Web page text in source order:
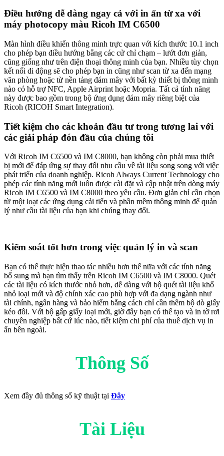
Điều hướng dễ dàng ngay cả với in ấn từ xa với
máy photocopy màu Ricoh IM C6500
Màn hình điều khiển thông minh trực quan với kích thước 10.1 inch
cho phép bạn điều hướng bằng các cử chỉ chạm – lướt đơn giản,
cũng giống như trên điện thoại thông minh của bạn. Nhiều tùy chọn
kết nối di động sẽ cho phép bạn in cũng như scan từ xa đến mạng
văn phòng hoặc từ nền tảng đám mây với bất kỳ thiết bị thông minh
nào có hỗ trợ NFC, Apple Airprint hoặc Mopria. Tất cả tính năng
này được bao gồm trong bộ ứng dụng đám mây riêng biệt của
Ricoh (RICOH Smart Integration).
Tiết kiệm cho các khoản đầu tư trong tương lai với
các giải pháp đón đầu của chúng tôi
Với Ricoh IM C6500 và IM C8000, bạn không còn phải mua thiết
bị mới để đáp ứng sự thay đổi nhu cầu về tài liệu song song với việc
phát triển của doanh nghiệp. Ricoh Always Current Technology cho
phép các tính năng mới luôn được cài đặt và cập nhật trên dòng máy
Ricoh IM C6500 và IM C8000 theo yêu cầu. Đơn giản chỉ cần chọn
từ một loạt các ứng dụng cải tiến và phần mềm thông minh để quản
lý như cầu tài liệu của bạn khi chúng thay đổi.
Kiểm soát tốt hơn trong việc quản lý in và scan
Bạn có thể thực hiện thao tác nhiều hơn thế nữa với các tính năng
bổ sung mà bạn tìm thấy trên Ricoh IM C6500 và IM C8000. Quét
các tài liệu có kích thước nhỏ hơn, dễ dàng với bộ quét tài liệu khổ
nhỏ loại mới và độ chính xác cao phù hợp với đa dạng ngành như
tài chính, ngân hàng và bảo hiểm bằng cách chỉ cần thêm bộ dò giấy
kéo đôi. Với bộ gấp giấy loại mới, giờ đây bạn có thể tạo và in tờ rơi
chuyên nghiệp bất cứ lúc nào, tiết kiệm chi phí của thuê dịch vụ in
ấn bên ngoài.
Thông Số
Xem đầy đủ thông số kỹ thuật tại Đây
Tài Liệu